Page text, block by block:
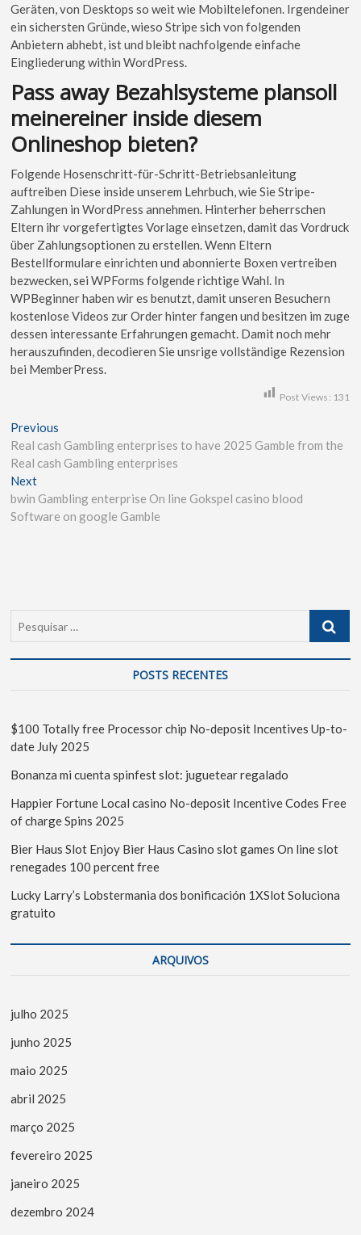
Geräten, von Desktops so weit wie Mobiltelefonen. Irgendeiner
ein sichersten Gründe, wieso Stripe sich von folgenden
Anbietern abhebt, ist und bleibt nachfolgende einfache
Eingliederung within WordPress.
Pass away Bezahlsysteme plansoll
meinereiner inside diesem
Onlineshop bieten?
Folgende Hosenschritt-für-Schritt-Betriebsanleitung
auftreiben Diese inside unserem Lehrbuch, wie Sie Stripe-
Zahlungen in WordPress annehmen. Hinterher beherrschen
Eltern ihr vorgefertigtes Vorlage einsetzen, damit das Vordruck
über Zahlungsoptionen zu erstellen. Wenn Eltern
Bestellformulare einrichten und abonnierte Boxen vertreiben
bezwecken, sei WPForms folgende richtige Wahl. In
WPBeginner haben wir es benutzt, damit unseren Besuchern
kostenlose Videos zur Order hinter fangen und besitzen im zuge
dessen interessante Erfahrungen gemacht. Damit noch mehr
herauszufinden, decodieren Sie unsrige vollständige Rezension
bei MemberPress.
Post Views: 131
Previous
Real cash Gambling enterprises to have 2025 Gamble from the
Real cash Gambling enterprises
Next
bwin Gambling enterprise On line Gokspel casino blood
Software on google Gamble
POSTS RECENTES
$100 Totally free Processor chip No-deposit Incentives Up-to-
date July 2025
Bonanza mi cuenta spinfest slot: juguetear regalado
Happier Fortune Local casino No-deposit Incentive Codes Free
of charge Spins 2025
Bier Haus Slot Enjoy Bier Haus Casino slot games On line slot
renegades 100 percent free
Lucky Larry’s Lobstermania dos bonificación 1XSlot Soluciona
gratuito
ARQUIVOS
julho 2025
junho 2025
maio 2025
abril 2025
março 2025
fevereiro 2025
janeiro 2025
dezembro 2024